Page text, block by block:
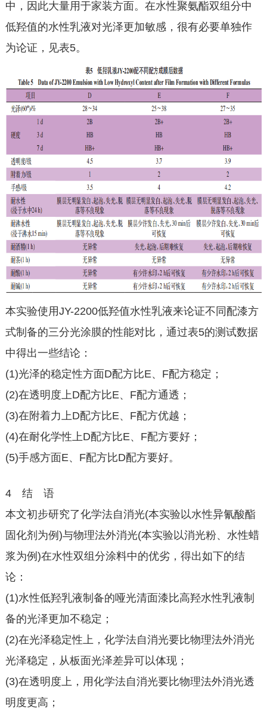
中，因此大量用于家装方面。在水性聚氨酯双组分中
低羟值的水性乳液对光泽更加敏感，很有必要单独作
为论证，见表5。
本实验使用JY-2200低羟值水性乳液来论证不同配漆方
式制备的三分光涂膜的性能对比，通过表5的测试数据
中得出一些结论：
(1)光泽的稳定性方面D配方比E、F配方稳定；
(2)在透明度上D配方比E、F配方通透；
(3)在附着力上D配方比E、F配方优越；
(4)在耐化学性上D配方比E、F配方要好；
(5)手感方面E、F配方比D配方要好。
4 结 语
本文初步研究了化学法自消光(本实验以水性异氰酸酯
固化剂为例)与物理法外消光(本实验以消光粉、水性蜡
浆为例)在水性双组分涂料中的优劣，得出如下的结
论：
(1)水性低羟乳液制备的哑光清面漆比高羟水性乳液制
备的光泽更加不稳定；
(2)在光泽稳定性上，化学法自消光要比物理法外消光
光泽稳定，从板面光泽差异可以体现；
(3)在透明度上，用化学法自消光要比物理法外消光透
明度更高；